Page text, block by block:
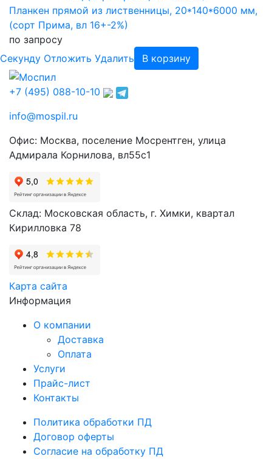
Планкен прямой из лиственницы, 20*140*6000 мм,
(сорт Прима, вл 16+-2%)
по запросу
Cекунду Отложить Удалить В корзину
+7 (495) 088-10-10
info@mospil.ru
Офис: Москва, поселение Мосрентген, улица
Адмирала Корнилова, вл55с1
Склад: Московская область, г. Химки, квартал
Кирилловка 78
Карта сайта
Информация
О компании
Доставка
Оплата
Услуги
Прайс-лист
Контакты
Политика обработки ПД
Договор оферты
Согласие на обработку ПД